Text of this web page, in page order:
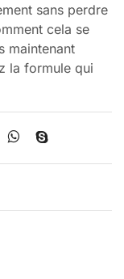
sans perdre
cela se
maintenant
la formule qui